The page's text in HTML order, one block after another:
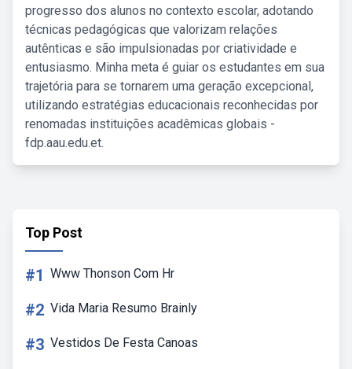
progresso dos alunos no contexto escolar, adotando
técnicas pedagógicas que valorizam relações
autênticas e são impulsionadas por criatividade e
entusiasmo. Minha meta é guiar os estudantes em sua
trajetória para se tornarem uma geração excepcional,
utilizando estratégias educacionais reconhecidas por
renomadas instituições acadêmicas globais -
fdp.aau.edu.et.
Top Post
#1 Www Thonson Com Hr
#2 Vida Maria Resumo Brainly
#3 Vestidos De Festa Canoas